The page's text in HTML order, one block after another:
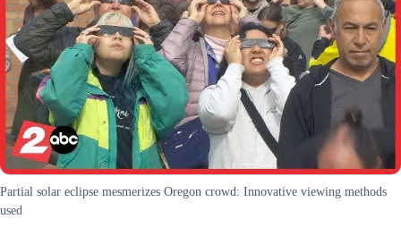
Partial solar eclipse mesmerizes Oregon crowd: Innovative viewing methods
used